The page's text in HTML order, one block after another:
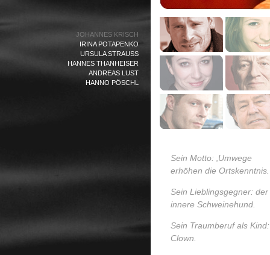
JOHANNES KRISCH
IRINA POTAPENKO
URSULA STRAUSS
HANNES THANHEISER
ANDREAS LUST
HANNO PÖSCHL
Sein Motto: ‚Umwege
erhöhen die
Sein Lieblingsgegner: der
innere Schweinehund.
Sein Traumberuf als Kind:
Clown.